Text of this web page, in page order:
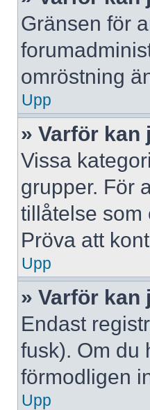
Gränsen för
omröstning
Upp
» Varför kan
Vissa
grupper. För
tillåtelse som
Pröva att
Upp
» Varför
Endast
fusk). Om du
förmodligen
Upp